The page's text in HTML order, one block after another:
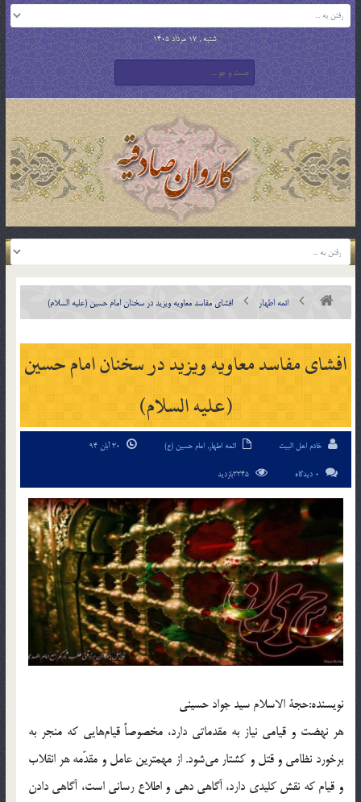
شنبه , 17 مرداد 1405
ائمه اطهار افشای مفاسد معاویه ویزید در سخنان امام حسین (علیه السلام)
افشای مفاسد معاویه ویزید در سخنان امام حسین
(علیه السلام)
خادم اهل البیت ائمه اطهار, امام حسین (ع)
0 دیدگاه
نويسنده:حجة الاسلام سید جواد حسینی
هر نهضت و قیامی نیاز به مقدماتی دارد، مخصوصاً قیام‌هایی که منجر به
برخورد نظامی و قتل و کشتار می‌شود. از مهمترین عامل و مقدّمه هر انقلاب
و قیام که نقش کلیدی دارد، آگاهی دهی و اطلاع رسانی است، آگاهی دادن